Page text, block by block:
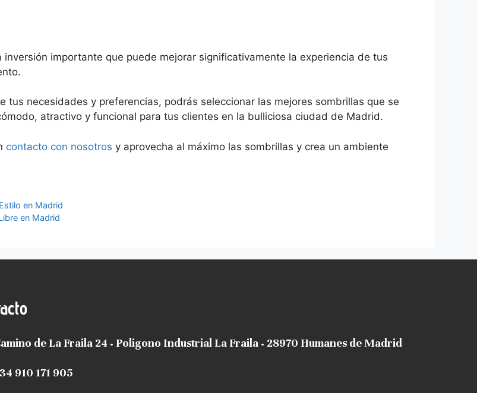
importante que puede mejorar significativamente la experiencia de tus
necesidades y preferencias, podrás seleccionar las mejores sombrillas que se
atractivo y funcional para tus clientes en la bulliciosa ciudad de Madrid.
contacto con nosotros y aprovecha al máximo las sombrillas y crea un ambiente
en Madrid
en Madrid
de La Fraila 24 · Poligono Industrial La Fraila · 28970 Humanes de Madrid
910 171 905